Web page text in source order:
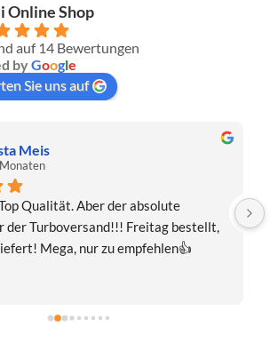
Online Shop
auf 14 Bewertungen
byGoogle
Sie uns auf
Thomas Schwaiger
vor 3 Monaten
Hummel-Madonnenfigur.Sehr
sorgfältig
Kommunikation.Gerne mal wieder!